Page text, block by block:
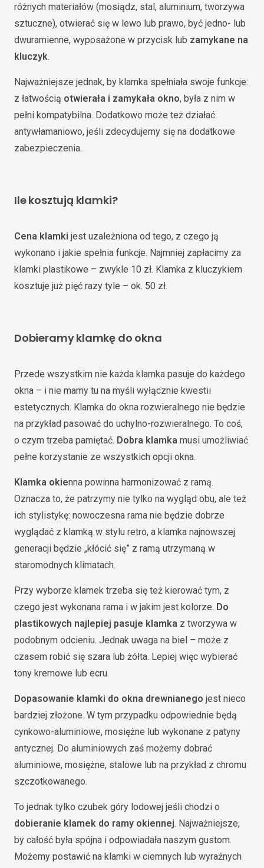
różnych materiałów (mosiądz, stal, aluminium, tworzywa
sztuczne), otwierać się w lewo lub prawo, być jedno- lub
dwuramienne, wyposażone w przycisk lub zamykane na
kluczyk.
Najważniejsze jednak, by klamka spełniała swoje funkcje:
z łatwością otwierała i zamykała okno, była z nim w
pełni kompatybilna. Dodatkowo może też działać
antywłamaniowo, jeśli zdecydujemy się na dodatkowe
zabezpieczenia.
Ile kosztują klamki?
Cena klamki jest uzależniona od tego, z czego ją
wykonano i jakie spełnia funkcje. Najmniej zapłacimy za
klamki plastikowe – zwykle 10 zł. Klamka z kluczykiem
kosztuje już pięć razy tyle – ok. 50 zł.
Dobieramy klamkę do okna
Przede wszystkim nie każda klamka pasuje do każdego
okna – i nie mamy tu na myśli wyłącznie kwestii
estetycznych. Klamka do okna rozwieralnego nie będzie
na przykład pasować do uchylno-rozwieralnego. To coś,
o czym trzeba pamiętać. Dobra klamka musi umożliwiać
pełne korzystanie ze wszystkich opcji okna.
Klamka okienna powinna harmonizować z ramą.
Oznacza to, że patrzymy nie tylko na wygląd obu, ale też
ich stylistykę: nowoczesna rama nie będzie dobrze
wyglądać z klamką w stylu retro, a klamka najnowszej
generacji będzie „kłócić się” z ramą utrzymaną w
staromodnych klimatach.
Przy wyborze klamek trzeba się też kierować tym, z
czego jest wykonana rama i w jakim jest kolorze. Do
plastikowych najlepiej pasuje klamka z tworzywa w
podobnym odcieniu. Jednak uwaga na biel – może z
czasem robić się szara lub żółta. Lepiej więc wybierać
tony kremowe lub ecru.
Dopasowanie klamki do okna drewnianego jest nieco
bardziej złożone. W tym przypadku odpowiednie będą
cynkowo-aluminiowe, mosiężne lub wykonane z patyny
antycznej. Do aluminiowych zaś możemy dobrać
aluminiowe, mosiężne, stalowe lub na przykład z chromu
szczotkowanego.
To jednak tylko czubek góry lodowej jeśli chodzi o
dobieranie klamek do ramy okiennej. Najważniejsze,
by całość była spójna i odpowiadała naszym gustom.
Możemy postawić na klamki w ciemnych lub wyraźnych